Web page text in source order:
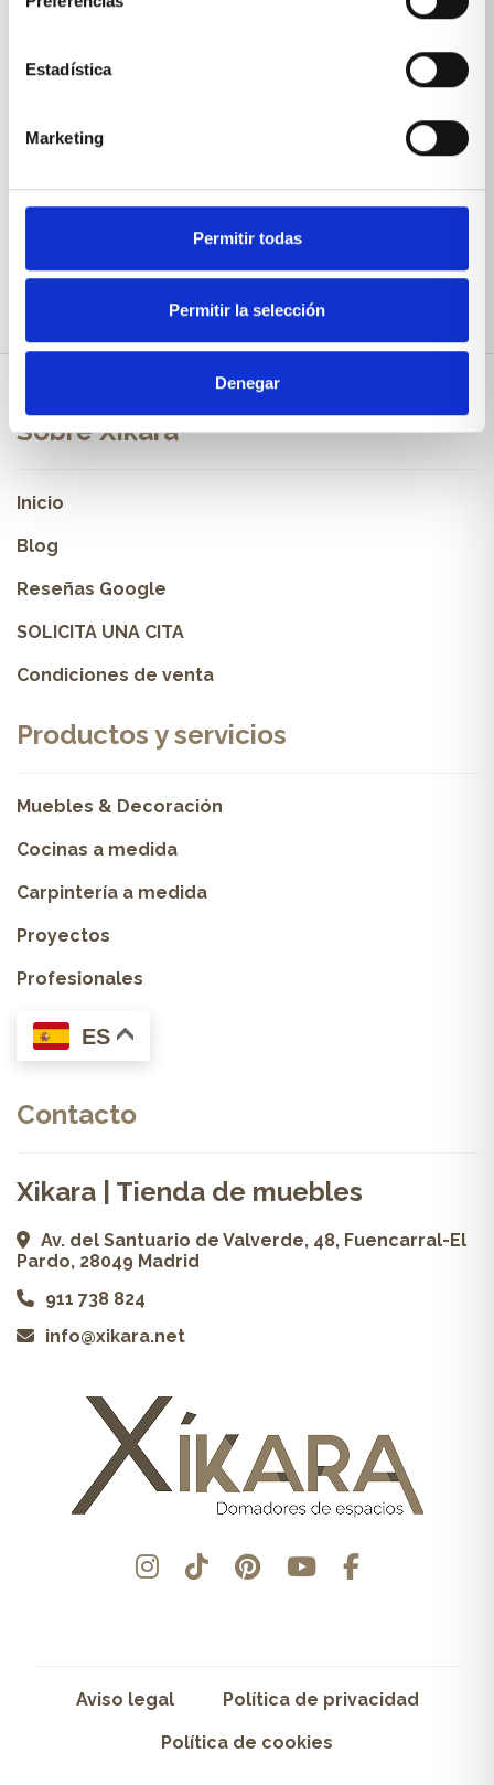
Estadística
Marketing
Permitir todas
Permitir la selección
Denegar
Sobre Xíkara
Inicio
Blog
Reseñas Google
SOLICITA UNA CITA
Condiciones de venta
Productos y servicios
Muebles & Decoración
Cocinas a medida
Carpintería a medida
Proyectos
Profesionales
ES
Contacto
Xikara | Tienda de muebles
Av. del Santuario de Valverde, 48, Fuencarral-El
Pardo, 28049 Madrid
911 738 824
info@xikara.net
Aviso legal Política de privacidad
Política de cookies